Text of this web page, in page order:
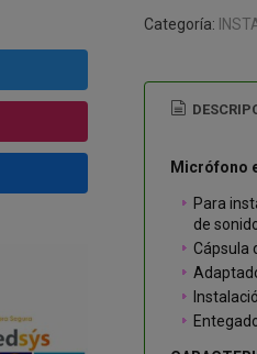
Categoría:
Micrófono
Para
de
Cápsula